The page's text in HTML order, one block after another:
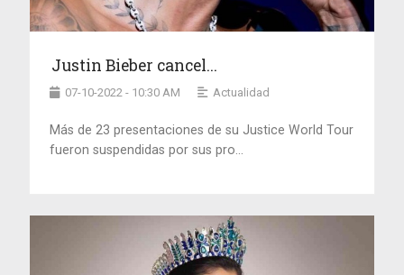
Justin Bieber cancel...
07-10-2022 - 10:30 AM Actualidad
Más de 23 presentaciones de su Justice World Tour
fueron suspendidas por sus pro...